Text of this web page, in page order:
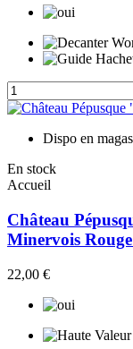
Dispo en
En stock
Accueil
Château
Minervois
22,00 €